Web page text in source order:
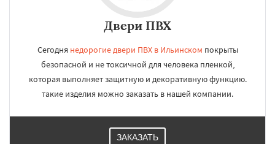
Двери ПВХ
Сегодня недорогие двери ПВХ в Ильинском покрыты
безопасной и не токсичной для человека пленкой,
которая выполняет защитную и декоративную функцию.
такие изделия можно заказать в нашей компании.
ЗАКАЗАТЬ